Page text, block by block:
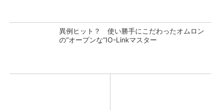
異例ヒット？ 使い勝手にこだわったオムロン
の“オープンな”IO-Linkマスター